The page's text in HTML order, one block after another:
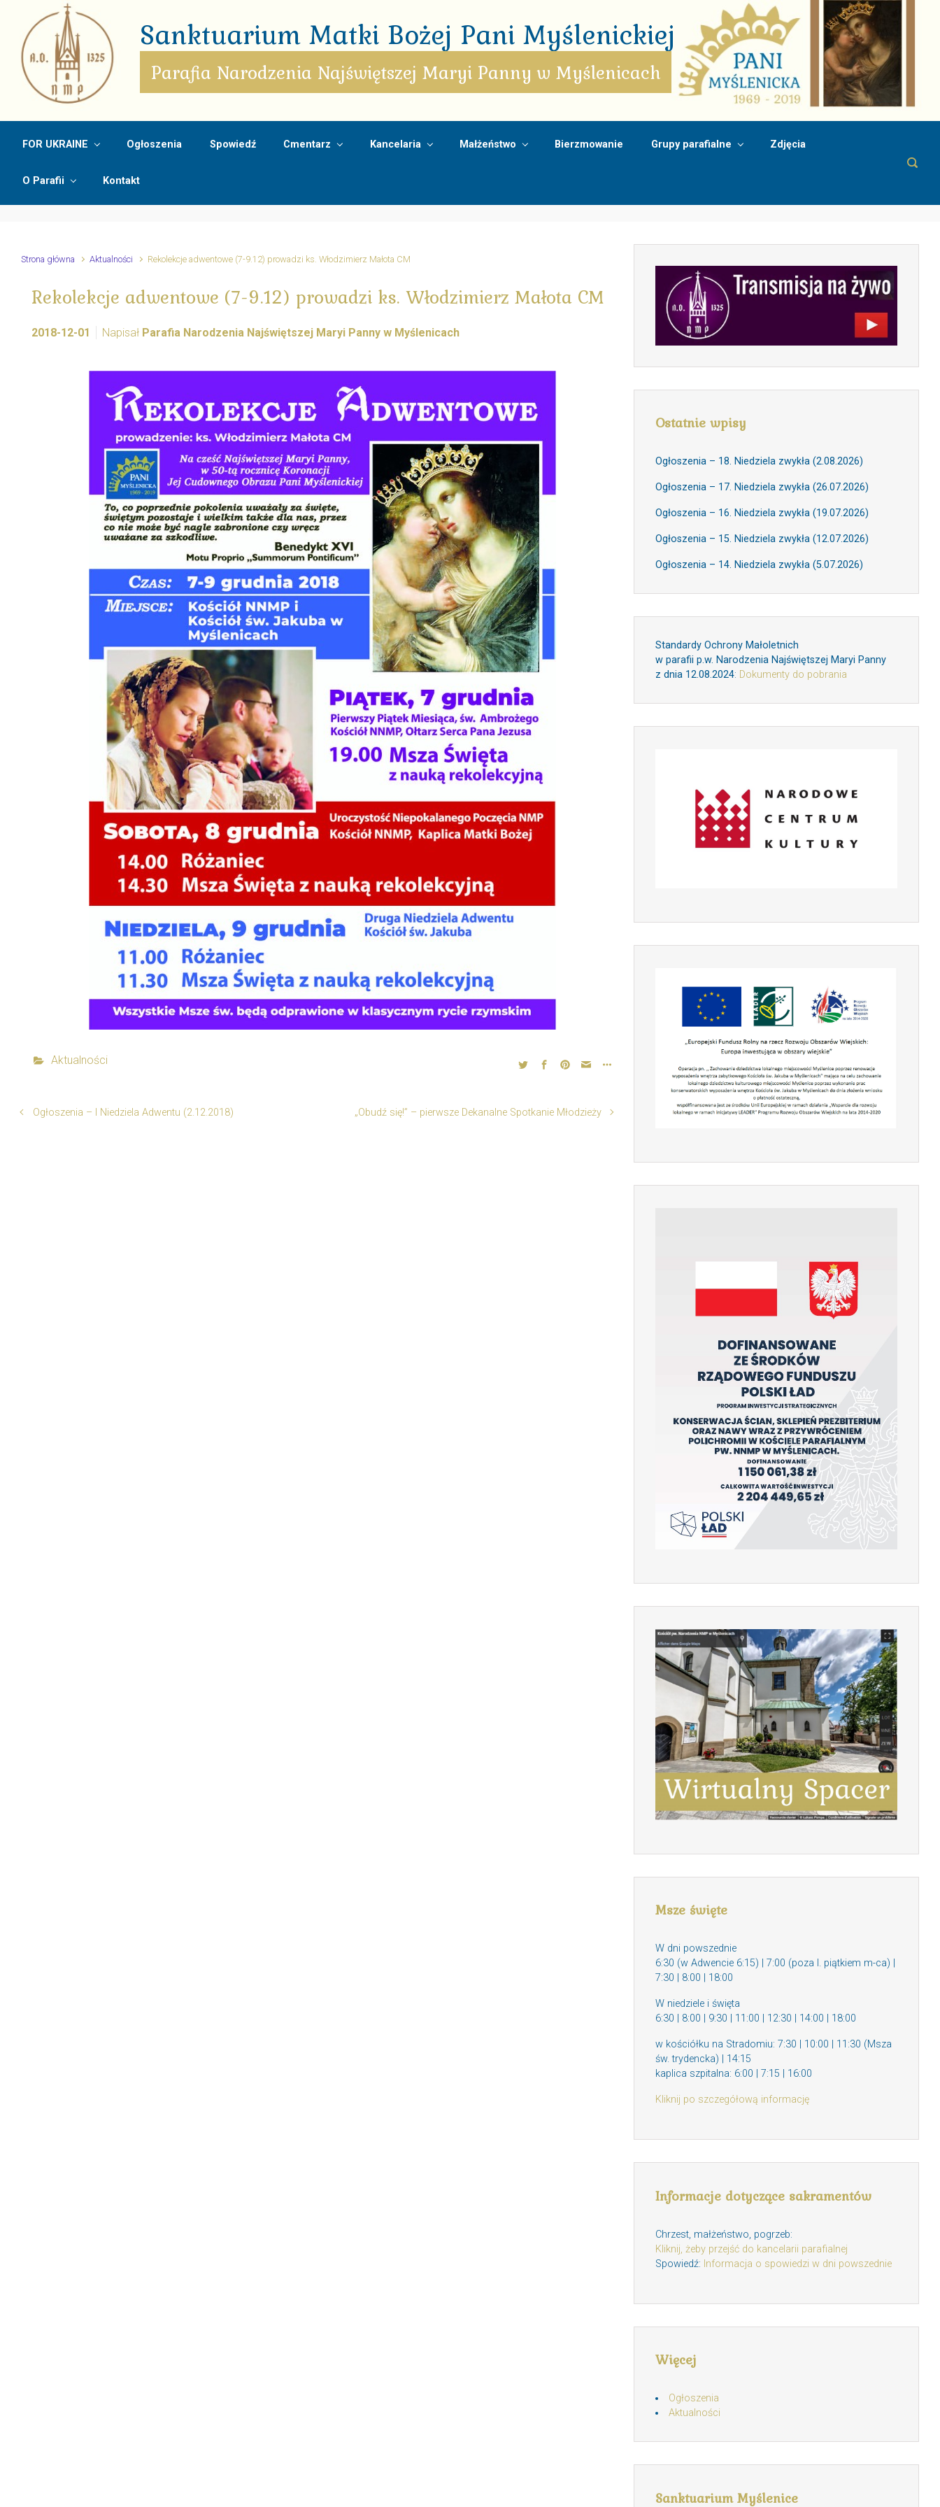
Skip to main content
Sanktuarium Matki Bożej Pani Myślenickiej
Parafia Narodzenia Najświętszej Maryi Panny w Myślenicach
FOR UKRAINE Ogłoszenia Spowiedź Cmentarz Kancelaria Małżeństwo Bierzmowanie Grupy parafialne Zdjęcia
O Parafii Kontakt
Strona główna Aktualności Rekolekcje adwentowe (7-9.12) prowadzi ks. Włodzimierz Małota CM
Rekolekcje adwentowe (7-9.12) prowadzi ks. Włodzimierz Małota CM
2018-12-01 Napisał Parafia Narodzenia Najświętszej Maryi Panny w Myślenicach
Aktualności
Ogłoszenia – I Niedziela Adwentu (2.12.2018) „Obudź się!” – pierwsze Dekanalne Spotkanie Młodzieży
Ostatnie wpisy
Ogłoszenia – 18. Niedziela zwykła (2.08.2026)
Ogłoszenia – 17. Niedziela zwykła (26.07.2026)
Ogłoszenia – 16. Niedziela zwykła (19.07.2026)
Ogłoszenia – 15. Niedziela zwykła (12.07.2026)
Ogłoszenia – 14. Niedziela zwykła (5.07.2026)
Standardy Ochrony Małoletnich
w parafii p.w. Narodzenia Najświętszej Maryi Panny
z dnia 12.08.2024: Dokumenty do pobrania
Msze święte
W dni powszednie
6:30 (w Adwencie 6:15) | 7:00 (poza I. piątkiem m-ca) |
7:30 | 8:00 | 18:00
W niedziele i święta
6:30 | 8:00 | 9:30 | 11:00 | 12:30 | 14:00 | 18:00
w kościółku na Stradomiu: 7:30 | 10:00 | 11:30 (Msza
św. trydencka) | 14:15
kaplica szpitalna: 6:00 | 7:15 | 16:00
Kliknij po szczegółową informację
Informacje dotyczące sakramentów
Chrzest, małżeństwo, pogrzeb:
Kliknij, żeby przejść do kancelarii parafialnej
Spowiedź: Informacja o spowiedzi w dni powszednie
Więcej
Ogłoszenia
Aktualności
Sanktuarium Myślenice